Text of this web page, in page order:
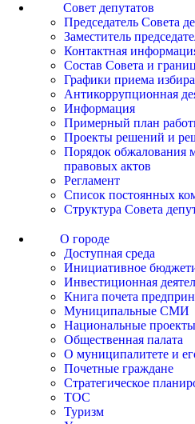
Совет депутатов
Председатель Совета
Заместитель
Контактная
Состав Совета и
Графики приема
Антикоррупционная
Информация
Примерный план
Проекты решений и
Порядок обжалования
правовых актов
Регламент
Список постоянных
Структура Совета
О городе
Доступная среда
Инициативное
Инвестиционная
Книга почета
Муниципальные СМИ
Национальные проекты
Общественная палата
О муниципалитете и
Почетные граждане
Стратегическое
ТОС
Туризм